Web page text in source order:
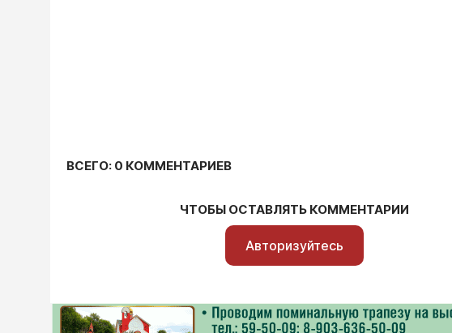
ВСЕГО: 0 КОММЕНТАРИЕВ
ЧТОБЫ ОСТАВЛЯТЬ КОММЕНТАРИИ
Авторизуйтесь